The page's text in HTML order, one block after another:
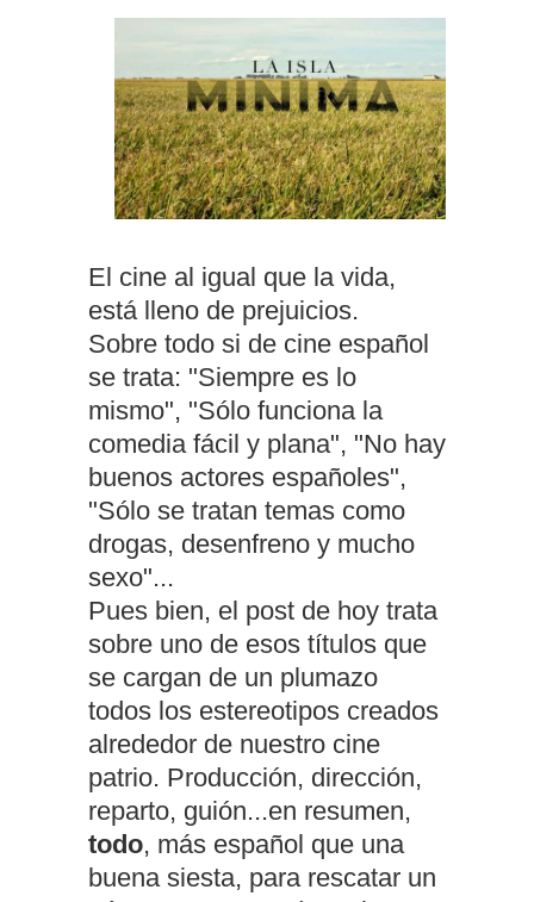
El cine al igual que la vida,
está lleno de prejuicios.
Sobre todo si de cine español
se trata: "Siempre es lo
mismo", "Sólo funciona la
comedia fácil y plana", "No hay
buenos actores españoles",
"Sólo se tratan temas como
drogas, desenfreno y mucho
sexo"...
Pues bien, el post de hoy trata
sobre uno de esos títulos que
se cargan de un plumazo
todos los estereotipos creados
alrededor de nuestro cine
patrio. Producción, dirección,
reparto, guión...en resumen,
todo, más español que una
buena siesta, para rescatar un